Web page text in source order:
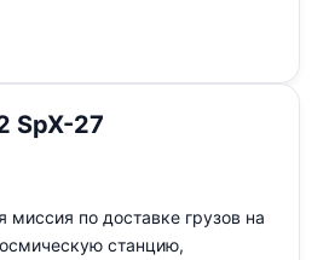
SpX-27
по доставке грузов на
станцию,